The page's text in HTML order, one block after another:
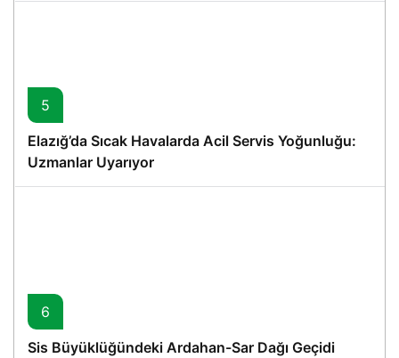
5
Elazığ’da Sıcak Havalarda Acil Servis Yoğunluğu:
Uzmanlar Uyarıyor
6
Sis Büyüklüğündeki Ardahan-Sar Dağı Geçidi